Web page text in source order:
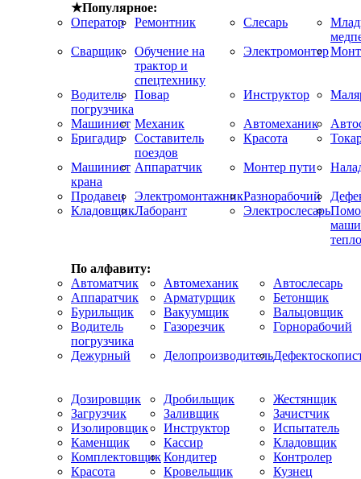
★Популярное:
Оператор
Ремонтник Слесарь
Сварщик
Обучение на
трактор и
спецтехнику
Электромонтер
Водитель
погрузчика
Повар Инструктор
Машинист Механик Автомеханик
Бригадир
Составитель
поездов
Красота
Машинист
крана
Аппаратчик Монтер пути
Продавец ЭлектромонтажникРазнорабочий
КладовщикЛаборант Электрослесарь
По алфавиту:
Автоматчик
Автомеханик
Автослесарь
Аппаратчик
Арматурщик
Бетонщик
Бурильщик
Вакуумщик
Вальцовщик
Водитель
погрузчика
Газорезчик Горнорабочий
Дежурный Делопроизводитель
Дозировщик Дробильщик
Жестянщик
Загрузчик
Заливщик
Зачистчик
Изолировщик
Инструктор
Испытатель
Каменщик
Кассир
Кладовщик
КомплектовщикКондитер
Контролер
Красота
Кровельщик Кузнец